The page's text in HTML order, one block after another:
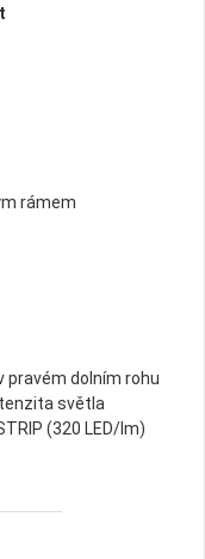
rámem
pravém dolním rohu
světla
(320 LED/lm)